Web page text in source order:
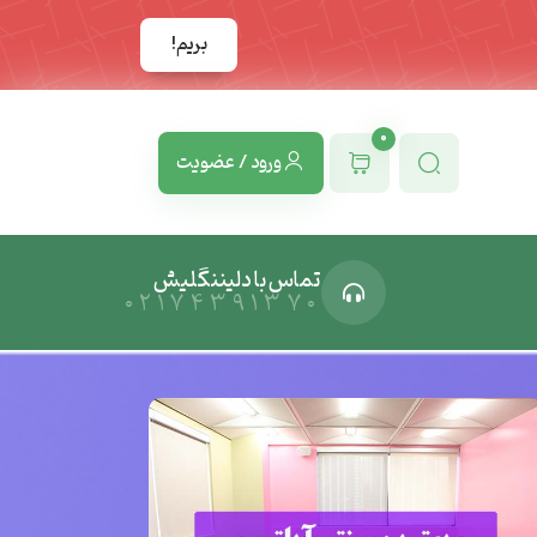
بریم!
0
ورود / عضویت
تماس با دلیننگلیش
02174391370